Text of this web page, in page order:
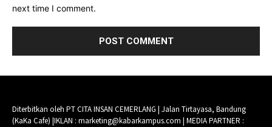
next time I comment.
Diterbitkan oleh PT CITA INSAN CEMERLANG | Jalan Tirtayasa, Bandung
(KaKa Cafe) |IKLAN : marketing@kabarkampus.com | MEDIA PARTNER :